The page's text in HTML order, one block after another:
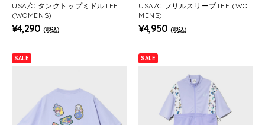
USA/C タンクトップミドルTEE
(WOMENS)
¥4,290 (税込)
USA/C フリルスリーブTEE (WO
MENS)
¥4,950 (税込)
SALE SALE